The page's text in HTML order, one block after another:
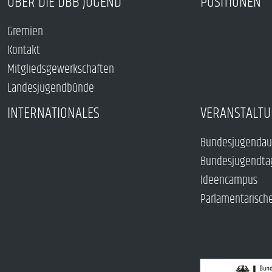
Gremien
Kontakt
Mitgliedsgewerkschaften
Landesjugendbünde
INTERNATIONALES
Ideencampus